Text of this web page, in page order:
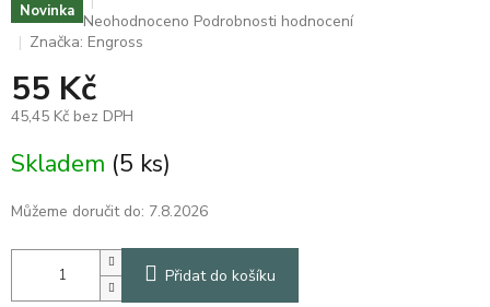
Novinka Průměrné
hodnocení
je
0,0
z
hvězdiček.
Neohodnoceno Podrobnosti hodnocení
Značka: Engross
55 Kč
45,45 Kč bez DPH
cena:
Skladem (5 ks)
Můžeme doručit do: 7.8.2026
Přidat do košíku